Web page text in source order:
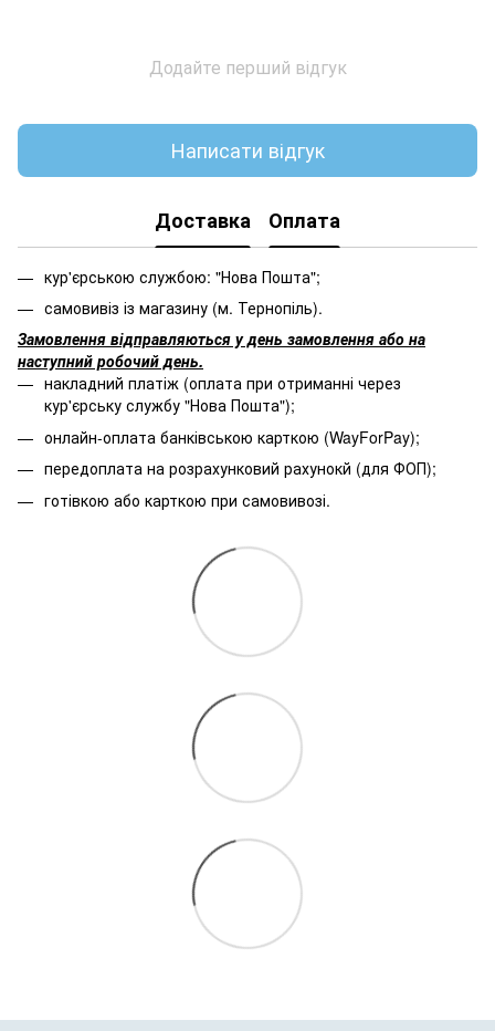
Додайте перший відгук
Написати відгук
Доставка Оплата
кур'єрською службою: "Нова Пошта";
самовивіз із магазину (м. Тернопіль).
Замовлення відправляються у день замовлення або на
наступний робочий день.
накладний платіж (оплата при отриманні через
кур'єрську службу "Нова Пошта");
онлайн-оплата банківською карткою (WayForPay);
передоплата на розрахунковий рахунокй (для ФОП);
готівкою або карткою при самовивозі.